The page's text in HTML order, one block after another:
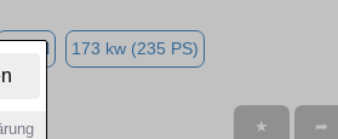
Diesel 173 kw (235 PS)
★ ➦